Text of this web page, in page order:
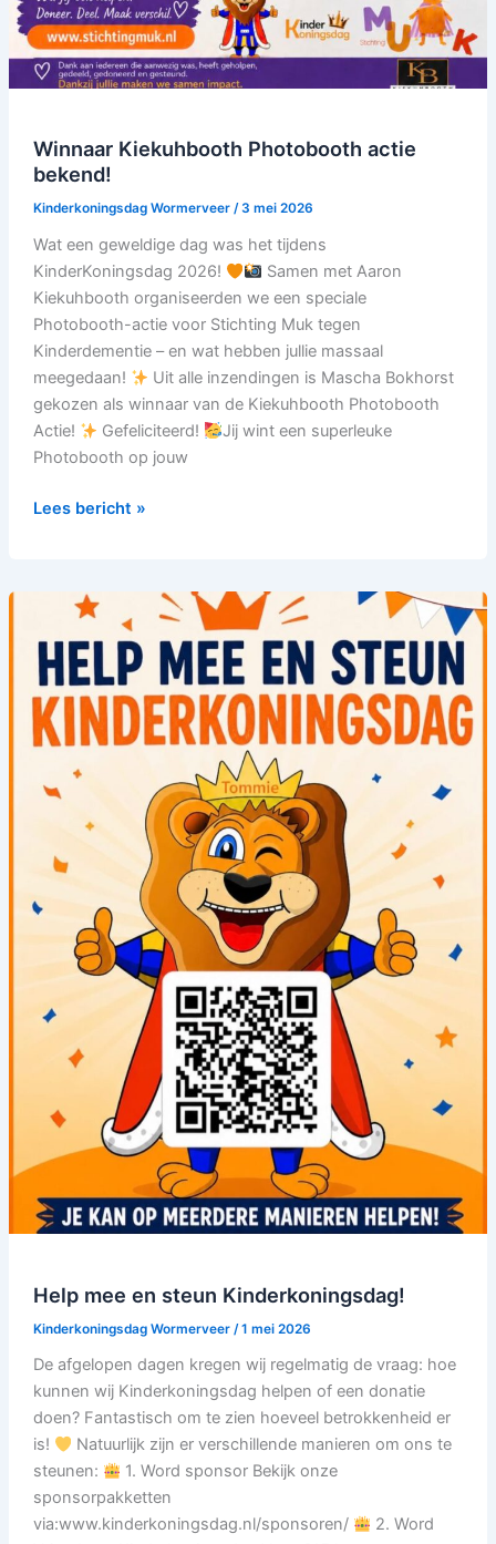
Winnaar Kiekuhbooth Photobooth actie
bekend!
Kinderkoningsdag Wormerveer /3 mei 2026
Wat een geweldige dag was het tijdens
KinderKoningsdag 2026!
Samen met Aaron
Kiekuhbooth organiseerden we een speciale
Photobooth-actie voor Stichting Muk tegen
Kinderdementie – en wat hebben jullie massaal
meegedaan!
Uit alle inzendingen is Mascha Bokhorst
gekozen als winnaar van de Kiekuhbooth Photobooth
Actie!
Gefeliciteerd!
Jij wint een superleuke
Photobooth op jouw
Lees bericht »
Help mee en steun Kinderkoningsdag!
Kinderkoningsdag Wormerveer /1 mei 2026
De afgelopen dagen kregen wij regelmatig de vraag: hoe
kunnen wij Kinderkoningsdag helpen of een donatie
doen? Fantastisch om te zien hoeveel betrokkenheid er
is!
Natuurlijk zijn er verschillende manieren om ons te
steunen:
1. Word sponsor Bekijk onze
sponsorpakketten
via:www.kinderkoningsdag.nl/sponsoren/
2. Word
en
steun
Kinderkoningsdag!